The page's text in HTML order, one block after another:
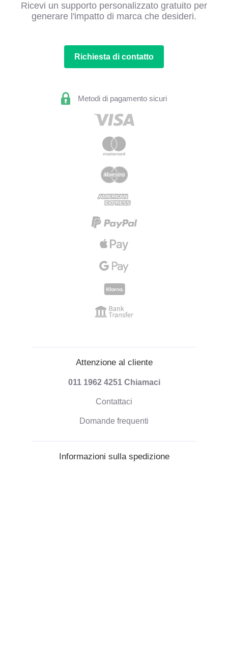
Ricevi un supporto personalizzato gratuito per
generare l'impatto di marca che desideri.
Richiesta di contatto
Metodi di pagamento sicuri
Attenzione al cliente
011 1962 4251 Chiamaci
Contattaci
Domande frequenti
Informazioni sulla spedizione